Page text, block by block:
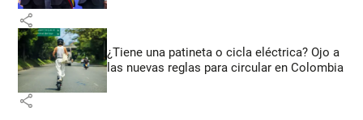
share
¿Tiene una patineta o cicla eléctrica? Ojo a
las nuevas reglas para circular en Colombia
share